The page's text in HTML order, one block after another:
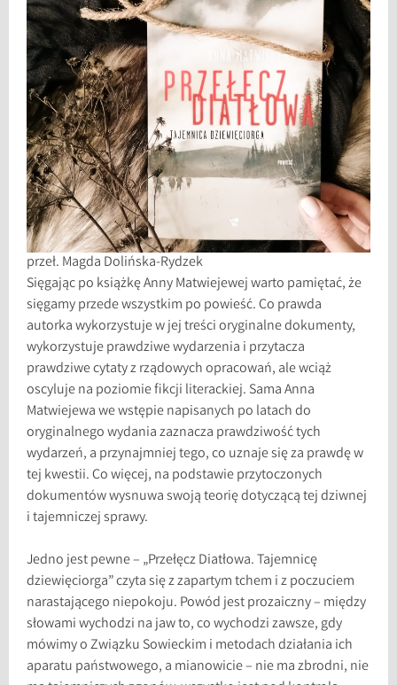
przeł. Magda Dolińska-Rydzek
Sięgając po książkę Anny Matwiejewej warto pamiętać, że
sięgamy przede wszystkim po powieść. Co prawda
autorka wykorzystuje w jej treści oryginalne dokumenty,
wykorzystuje prawdziwe wydarzenia i przytacza
prawdziwe cytaty z rządowych opracowań, ale wciąż
oscyluje na poziomie fikcji literackiej. Sama Anna
Matwiejewa we wstępie napisanych po latach do
oryginalnego wydania zaznacza prawdziwość tych
wydarzeń, a przynajmniej tego, co uznaje się za prawdę w
tej kwestii. Co więcej, na podstawie przytoczonych
dokumentów wysnuwa swoją teorię dotyczącą tej dziwnej
i tajemniczej sprawy.
Jedno jest pewne – „Przełęcz Diatłowa. Tajemnicę
dziewięciorga” czyta się z zapartym tchem i z poczuciem
narastającego niepokoju. Powód jest prozaiczny – między
słowami wychodzi na jaw to, co wychodzi zawsze, gdy
mówimy o Związku Sowieckim i metodach działania ich
aparatu państwowego, a mianowicie – nie ma zbrodni, nie